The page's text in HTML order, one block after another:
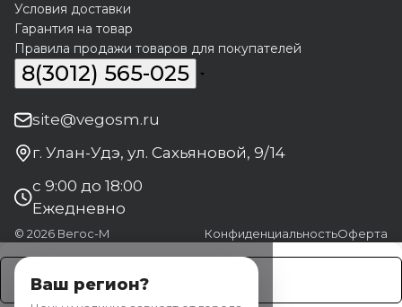
Условия доставки
Гарантия на товар
Правила продажи товаров для покупателей
8(3012) 565-025
site@vegosm.ru
г. Улан-Удэ, ул. Сахьяновой, 9/14
с 9:00 до 18:00
Ежедневно
© 2026 Вегос-М КонфиденциальностьОферта
Ваш регион?